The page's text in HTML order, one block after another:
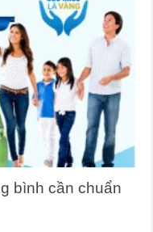
bình cần chuẩn